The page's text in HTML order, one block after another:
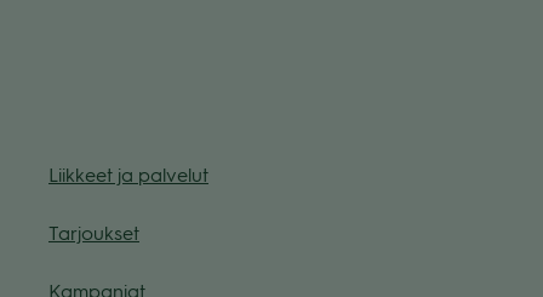
Liik­keet ja pal­ve­lut
Tar­jouk­set
Kam­pan­jat